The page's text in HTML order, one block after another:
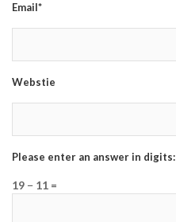
Email*
Webstie
Please enter an answer in digits:
19 − 11 =